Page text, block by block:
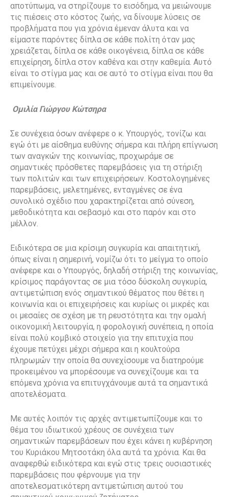
αποτύπωμα, να στηρίζουμε το εισόδημα, να μειώνουμε
τις πιέσεις στο κόστος ζωής, να δίνουμε λύσεις σε
προβλήματα που για χρόνια έμεναν άλυτα και να
είμαστε παρόντες δίπλα σε κάθε πολίτη όταν μας
χρειάζεται, δίπλα σε κάθε οικογένεια, δίπλα σε κάθε
επιχείρηση, δίπλα στον καθένα και στην καθεμία. Αυτό
είναι το στίγμα μας και σε αυτό το στίγμα είναι που θα
επιμείνουμε.
Ομιλία Γιώργου Κώτσηρα
Σε συνέχεια όσων ανέφερε ο κ. Υπουργός, τονίζω και
εγώ ότι με αίσθημα ευθύνης σήμερα και πλήρη επίγνωση
των αναγκών της κοινωνίας, προχωράμε σε
σημαντικές πρόσθετες παρεμβάσεις για τη στήριξη
των πολιτών και των επιχειρήσεων. Κοστολογημένες
παρεμβάσεις, μελετημένες, ενταγμένες σε ένα
συνολικό σχέδιο που χαρακτηρίζεται από σύνεση,
μεθοδικότητα και σεβασμό και στο παρόν και στο
μέλλον.
Ειδικότερα σε μια κρίσιμη συγκυρία και απαιτητική,
όπως είναι η σημερινή, νομίζω ότι το μείγμα το οποίο
ανέφερε και ο Υπουργός, δηλαδή στήριξη της κοινωνίας,
κρίσιμος παράγοντας σε μια τόσο δύσκολη συγκυρία,
αντιμετώπιση ενός σημαντικού θέματος που θέτει η
κοινωνία και οι επιχειρήσεις και κυρίως οι μικρές και
οι μεσαίες σε σχέση με τη ρευστότητα και την ομαλή
οικονομική λειτουργία, η φορολογική συνέπεια, η οποία
είναι πολύ κομβικό στοιχείο για την επιτυχία που
έχουμε πετύχει μέχρι σήμερα και η κουλτούρα
πληρωμών την οποία θα συνεχίσουμε να διατηρούμε
προκειμένου να μπορέσουμε να συνεχίζουμε και τα
επόμενα χρόνια να επιτυγχάνουμε αυτά τα σημαντικά
αποτελέσματα.
Με αυτές λοιπόν τις αρχές αντιμετωπίζουμε και το
θέμα του ιδιωτικού χρέους σε συνέχεια των
σημαντικών παρεμβάσεων που έχει κάνει η κυβέρνηση
του Κυριάκου Μητσοτάκη όλα αυτά τα χρόνια. Και θα
αναφερθώ ειδικότερα και εγώ στις τρεις ουσιαστικές
παρεμβάσεις που φέρνουμε για την
αποτελεσματικότερη αντιμετώπιση αυτού του